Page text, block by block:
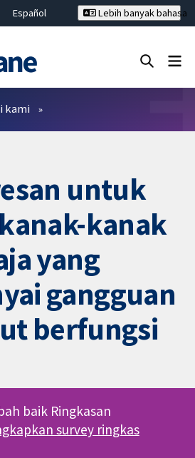
Español
繁體中文
Lebih banyak bahasa
kami
untuk
kanak
yang
gangguan
berfungsi
baik Ringkasan
survey ringkas